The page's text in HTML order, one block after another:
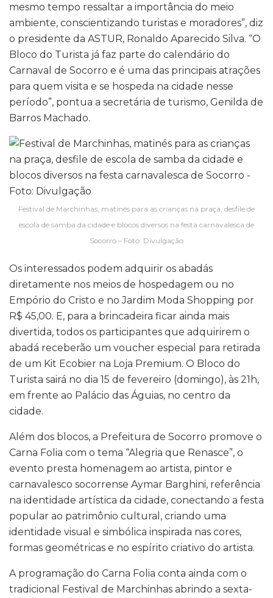
mesmo tempo ressaltar a importância do meio
ambiente, conscientizando turistas e moradores”, diz
o presidente da ASTUR, Ronaldo Aparecido Silva. “O
Bloco do Turista já faz parte do calendário do
Carnaval de Socorro e é uma das principais atrações
para quem visita e se hospeda na cidade nesse
período”, pontua a secretária de turismo, Genilda de
Barros Machado.
Festival de Marchinhas, matinés para as crianças na praça, desfile de
escola de samba da cidade e blocos diversos na festa carnavalesca de
Socorro – Foto: Divulgação
Os interessados podem adquirir os abadás
diretamente nos meios de hospedagem ou no
Empório do Cristo e no Jardim Moda Shopping por
R$ 45,00. E, para a brincadeira ficar ainda mais
divertida, todos os participantes que adquirirem o
abadá receberão um voucher especial para retirada
de um Kit Ecobier na Loja Premium. O Bloco do
Turista sairá no dia 15 de fevereiro (domingo), às 21h,
em frente ao Palácio das Águias, no centro da
cidade.
Além dos blocos, a Prefeitura de Socorro promove o
Carna Folia com o tema “Alegria que Renasce”, o
evento presta homenagem ao artista, pintor e
carnavalesco socorrense Aymar Barghini, referência
na identidade artística da cidade, conectando a festa
popular ao patrimônio cultural, criando uma
identidade visual e simbólica inspirada nas cores,
formas geométricas e no espírito criativo do artista.
A programação do Carna Folia conta ainda com o
tradicional Festival de Marchinhas abrindo a sexta-